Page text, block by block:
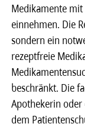
Medikamente
einnehmen. Die
sondern ein
rezeptfreie
beschränkt. Die
Apothekerin
dem